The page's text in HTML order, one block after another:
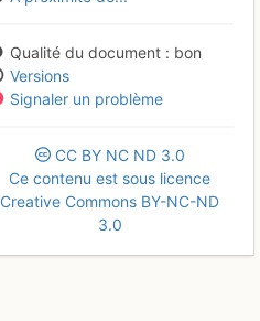
Qualité du document
bon
Versions
Signaler un problème
CC BY NC ND 3.0
Ce contenu est sous licence
Creative Commons BY-NC-ND
3.0